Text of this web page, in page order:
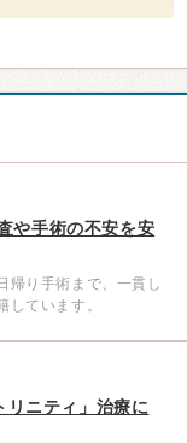
や手術の不安を安
帰り手術まで、一貫し
ています。
リニティ」治療に